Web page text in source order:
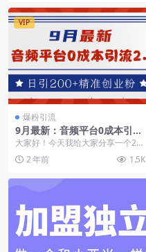
VIP
爆粉引流
9月最新：音频平台0成本引
流，日引流200+精准创业粉
大家好！今天我给大家分享一个20
24年我们工作室9月份最新测试出
来的引流创业粉的...
2 年前 1.5K